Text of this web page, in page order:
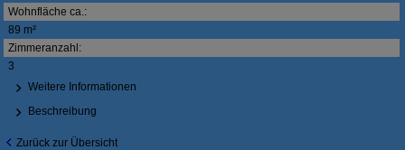
Wohnfläche ca.:
89 m²
Zimmeranzahl:
3
Weitere Informationen
Beschreibung
Zurück zur Übersicht